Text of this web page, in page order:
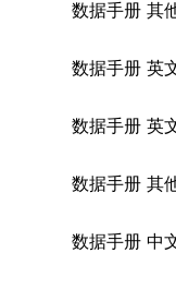
数据手册 其
数据手册 英
数据手册 英
数据手册 其
数据手册 中